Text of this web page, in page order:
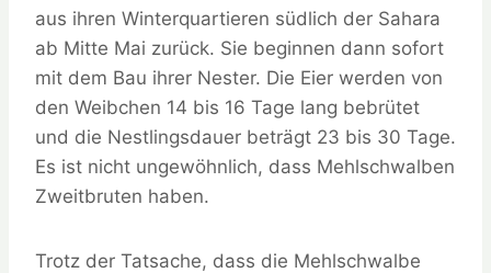
aus ihren Winterquartieren südlich der Sahara
ab Mitte Mai zurück. Sie beginnen dann sofort
mit dem Bau ihrer Nester. Die Eier werden von
den Weibchen 14 bis 16 Tage lang bebrütet
und die Nestlingsdauer beträgt 23 bis 30 Tage.
Es ist nicht ungewöhnlich, dass Mehlschwalben
Zweitbruten haben.
Trotz der Tatsache, dass die Mehlschwalbe